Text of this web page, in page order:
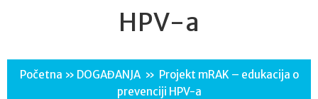
HPV-a
Početna » DOGAĐANJA » Projekt mRAK – edukacija o
prevenciji HPV-a